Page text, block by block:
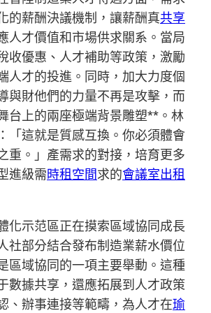
的薪酬決議機制，讓薪酬真共享
人才價值和市場供求關系。當局
收優惠、人才補助等政策，激勵
人才的投進。同時，加大力度個
與財他們的力量不再是攻擊，而
台上的兩座極端背景雕塑**。林
「這就是質感互換。你必須體會
重。」產需求的對接，培育更多
進級需時租空間求的會議室出租
化示范區正在摸索區域協同成長
社部分結合發布制造業薪水價位
區域協同的一項主要舉動。這種
數據共享，還應拓展到人才政策
、辦事連接等範疇，為人才在瑜